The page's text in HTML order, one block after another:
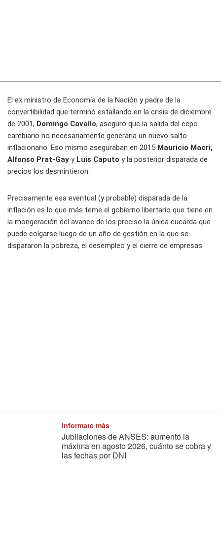
El ex ministro de Economía de la Nación y padre de la
convertibilidad que terminó estallando en la crisis de diciembre
de 2001, Domingo Cavallo, aseguró que la salida del cepo
cambiario no necesariamente generaría un nuevo salto
inflacionario. Eso mismo aseguraban en 2015 Mauricio Macri,
Alfonso Prat-Gay y Luis Caputo y la posterior disparada de
precios los desmintieron.
Precisamente esa eventual (y probable) disparada de la
inflación es lo que más teme el gobierno libertario que tiene en
la morigeración del avance de los preciso la única cucarda que
puede colgarse luego de un año de gestión en la que se
dispararon la pobreza, el desempleo y el cierre de empresas.
Informate más
Jubilaciones de ANSES: aumentó la
máxima en agosto 2026, cuánto se cobra y
las fechas por DNI